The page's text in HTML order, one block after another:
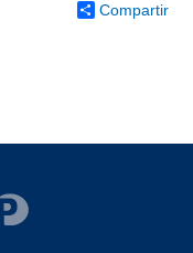
Compartir